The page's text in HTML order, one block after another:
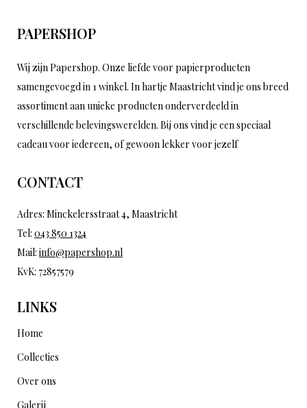
PAPERSHOP
Wij zijn Papershop. Onze liefde voor papierproducten
samengevoegd in 1 winkel. In hartje Maastricht vind je ons breed
assortiment aan unieke producten onderverdeeld in
verschillende belevingswerelden. Bij ons vind je een speciaal
cadeau voor iedereen, of gewoon lekker voor jezelf
CONTACT
Adres: Minckelersstraat 4, Maastricht
Tel: 043 850 1324
Mail: info@papershop.nl
KvK: 72857579
LINKS
Home
Collecties
Over ons
Galerij